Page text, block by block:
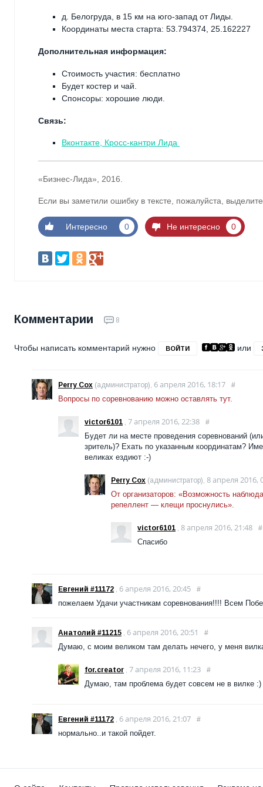
д. Белогруда, в 15 км на юго-запад от Лиды.
Координаты места старта: 53.794374, 25.162227
Дополнительная информация:
Стоимость участия: бесплатно
Будет костер и чай.
Спонсоры: хорошие люди.
Связь:
Вконтакте, Кросс-кантри Лида
«Бизнес-Лида», 2016.
Если вы заметили ошибку в тексте, пожалуйста,
Интересно 0 Не интересно 0
Комментарии 8
Чтобы написать комментарий нужно ВОЙТИ или
Perry Cox (администратор), 6 апреля 2016, 18:17 #
Вопросы по соревнованию можно оставлять тут.
victor6101 , 7 апреля 2016, 22:38 #
Будет ли на месте проведения соревнований
зритель)? Ехать по указанным координатам?
великах ездиют :-)
Perry Cox (администратор), 8 апреля 2016,
От организаторов: «Возможность
репеллент — клещи проснулись».
victor6101 , 8 апреля 2016, 21:48 #
Спасибо
Евгений #11172 , 6 апреля 2016, 20:45 #
пожелаем Удачи участникам соревнования!!!! Всем
Анатолий #11215 , 6 апреля 2016, 20:51 #
Думаю, с моим великом там делать нечего, у меня
for.creator , 7 апреля 2016, 11:23 #
Думаю, там проблема будет совсем не в вилке :)
Евгений #11172 , 6 апреля 2016, 21:07 #
нормально..и такой пойдет.